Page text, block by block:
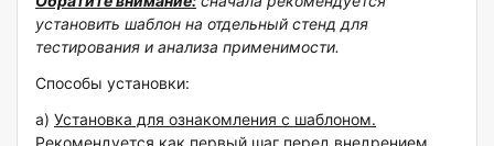
установить шаблон на отдельный стенд для
тестирования и анализа применимости.
Способы установки:
а) Установка для ознакомления с шаблоном.